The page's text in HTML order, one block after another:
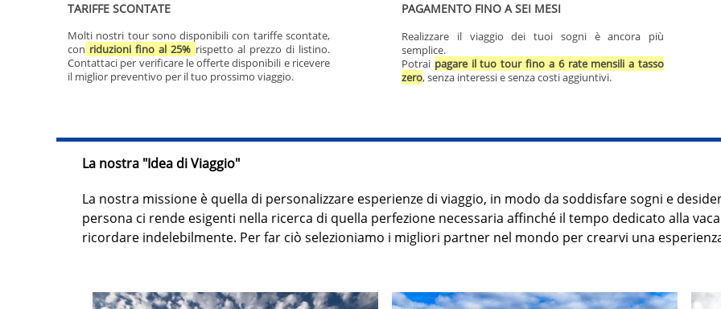
La nostra "Idea di Viaggio"
La nostra missione è quella di personalizzare esperienze di viaggio, in modo da soddisfare sogni e
persona ci rende esigenti nella ricerca di quella perfezione necessaria affinché il tempo dedicato alla
ricordare indelebilmente. Per far ciò selezioniamo i migliori partner nel mondo per crearvi una
PAGAMENTO FINO A SEI MESI
Realizzare il viaggio dei tuoi sogni è ancora più
semplice.
Potrai pagare il tuo tour fino a 6 rate mensili a tasso
zero, senza interessi e senza costi aggiuntivi.
TARIFFE SCONTATE
Molti nostri tour sono disponibili con tariffe scontate,
con riduzioni fino al 25% rispetto al prezzo di listino.
Contattaci per verificare le offerte disponibili e ricevere
il miglior preventivo per il tuo prossimo viaggio.